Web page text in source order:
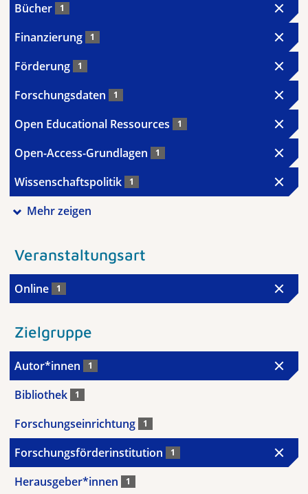
Bücher 1
Finanzierung 1
Förderung 1
Forschungsdaten 1
Open Educational Ressources 1
Open-Access-Grundlagen 1
Wissenschaftspolitik 1
Mehr zeigen
Veranstaltungsart
Online 1
Zielgruppe
Autor*innen 1
Bibliothek 1
Forschungseinrichtung 1
Forschungsförderinstitution 1
Herausgeber*innen 1